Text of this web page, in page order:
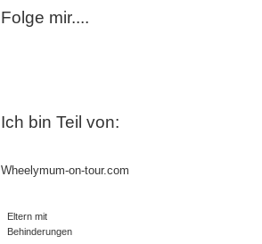
Folge mir....
Ich bin Teil von:
Wheelymum-on-tour.com
Eltern mit
Behinderungen